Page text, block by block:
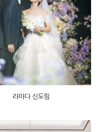
라마다 신도림